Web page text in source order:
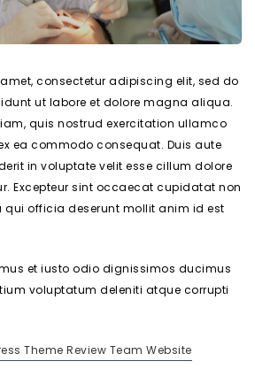
consectetur adipiscing elit, sed do
ut labore et dolore magna aliqua.
quis nostrud exercitation ullamco
ea commodo consequat. Duis aute
in voluptate velit esse cillum dolore
Excepteur sint occaecat cupidatat non
qui officia deserunt mollit anim id est
et iusto odio dignissimos ducimus
voluptatum deleniti atque corrupti
Theme Review Team Website